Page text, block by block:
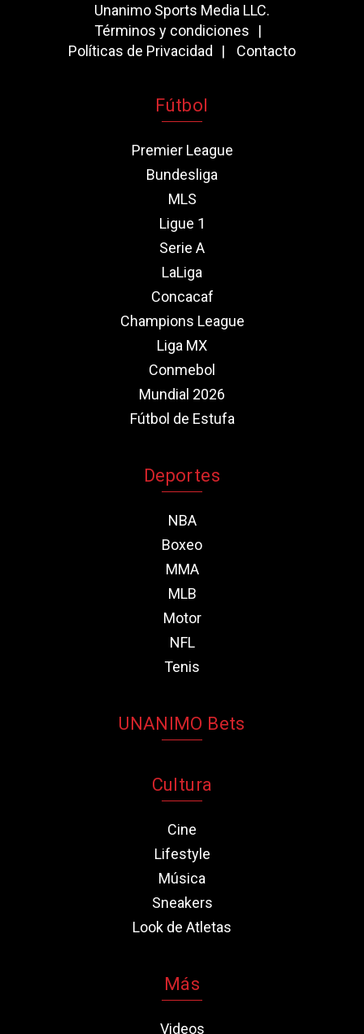
Unanimo Sports Media LLC.
Términos y condiciones
Políticas de Privacidad
Contacto
Fútbol
Premier League
Bundesliga
MLS
Ligue 1
Serie A
LaLiga
Concacaf
Champions League
Liga MX
Conmebol
Mundial 2026
Fútbol de Estufa
Deportes
NBA
Boxeo
MMA
MLB
Motor
NFL
Tenis
UNANIMO Bets
Cultura
Cine
Lifestyle
Música
Sneakers
Look de Atletas
Más
Videos